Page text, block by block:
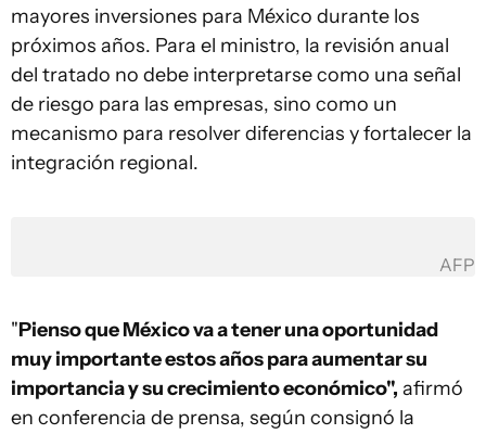
mayores inversiones para México durante los
próximos años. Para el ministro, la revisión anual
del tratado no debe interpretarse como una señal
de riesgo para las empresas, sino como un
mecanismo para resolver diferencias y fortalecer la
integración regional.
AFP
"Pienso que México va a tener una oportunidad
muy importante estos años para aumentar su
importancia y su crecimiento económico", afirmó
en conferencia de prensa, según consignó la